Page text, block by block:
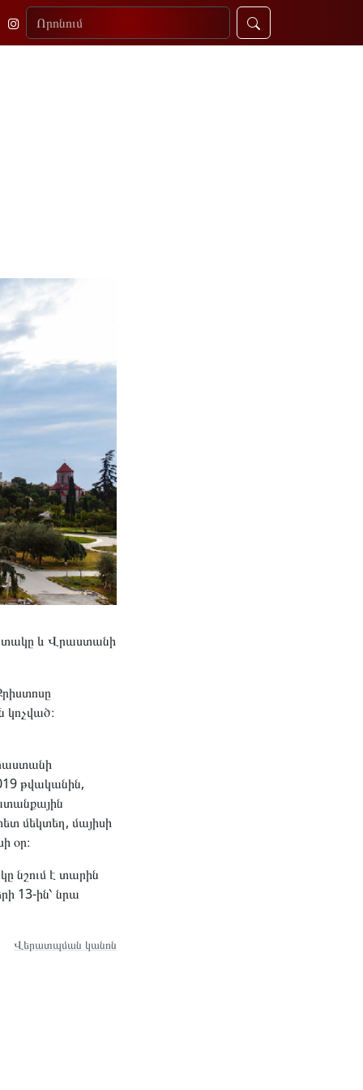
և Վրաստանի
թվականին,
մեկտեղ, մայիսի
օր։
նշում է տարին
13-ին՝ նրա
Վերատպման կանոն